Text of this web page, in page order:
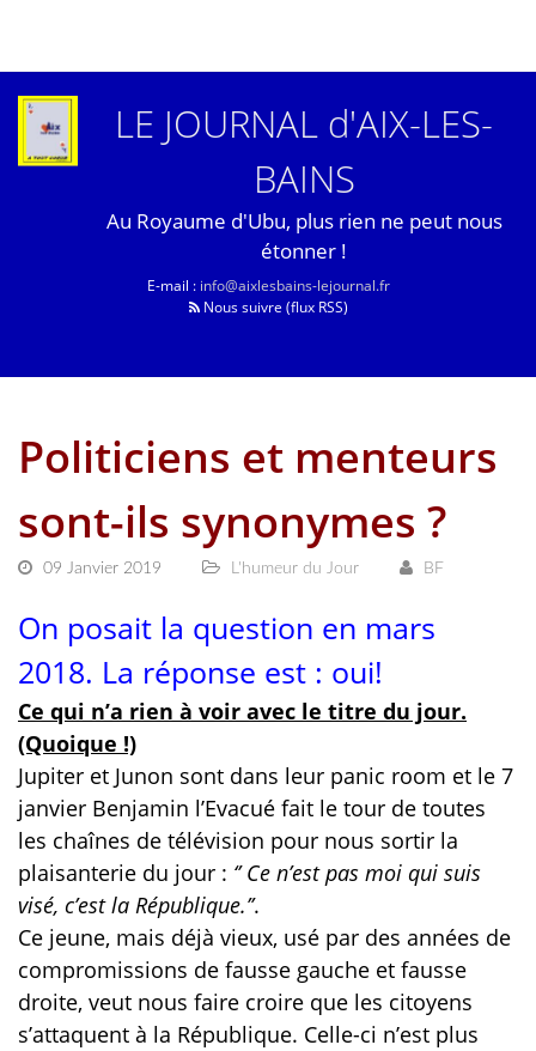
LE JOURNAL d'AIX-LES-
BAINS
Au Royaume d'Ubu, plus rien ne peut nous
étonner !
E-mail : info@aixlesbains-lejournal.fr
Nous suivre (flux RSS)
Politiciens et menteurs
sont-ils synonymes ?
09 Janvier 2019 L'humeur du Jour BF
On posait la question en mars
2018. La réponse est : oui!
Ce qui n’a rien à voir avec le titre du jour.
(Quoique !)
Jupiter et Junon sont dans leur panic room et le 7
janvier Benjamin l’Evacué fait le tour de toutes
les chaînes de télévision pour nous sortir la
plaisanterie du jour : ‘’ Ce n’est pas moi qui suis
visé, c’est la République.’’.
Ce jeune, mais déjà vieux, usé par des années de
compromissions de fausse gauche et fausse
droite, veut nous faire croire que les citoyens
s’attaquent à la République. Celle-ci n’est plus